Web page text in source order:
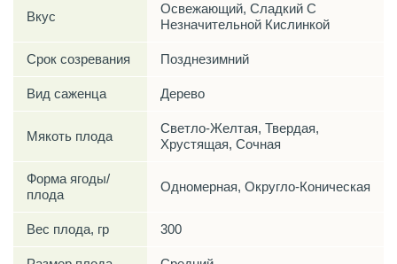
Вкус
Освежающий, Сладкий С
Незначительной Кислинкой
Срок созревания Позднезимний
Вид саженца Дерево
Мякоть плода
Светло-Желтая, Твердая,
Хрустящая, Сочная
Форма ягоды/
плода
Одномерная, Округло-Коническая
Вес плода, гр 300